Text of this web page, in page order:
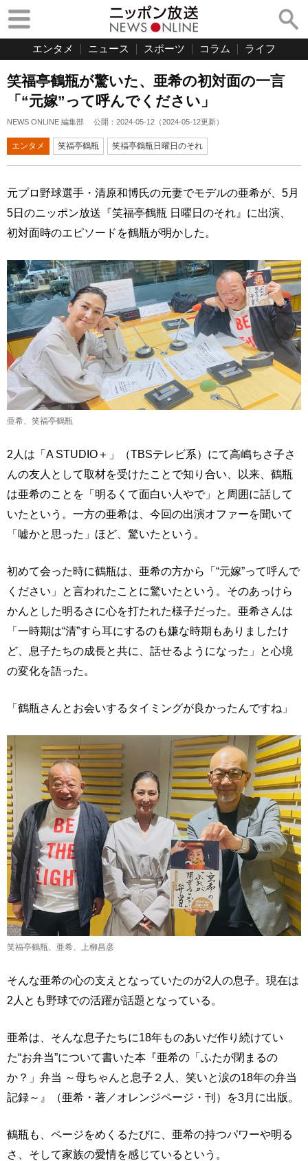
エンタメ ニュース スポーツ コラム ライフ
笑福亭鶴瓶が驚いた、亜希の初対面の一言
「“元嫁”って呼んでください」
NEWS ONLINE 編集部 公開： 2024-05-12 （2024-05-12更新）
エンタメ 笑福亭鶴瓶 笑福亭鶴瓶日曜日のそれ
元プロ野球選手・清原和博氏の元妻でモデルの亜希が、5月
5日のニッポン放送『笑福亭鶴瓶 日曜日のそれ』に出演、
初対面時のエピソードを鶴瓶が明かした。
亜希、笑福亭鶴瓶
2人は「A STUDIO＋」（TBSテレビ系）にて高嶋ちさ子さ
んの友人として取材を受けたことで知り合い、以来、鶴瓶
は亜希のことを「明るくて面白い人やで」と周囲に話して
いたという。一方の亜希は、今回の出演オファーを聞いて
「嘘かと思った」ほど、驚いたという。
初めて会った時に鶴瓶は、亜希の方から「“元嫁”って呼んで
ください」と言われたことに驚いたという。そのあっけら
かんとした明るさに心を打たれた様子だった。亜希さんは
「一時期は“清”すら耳にするのも嫌な時期もありましたけ
ど、息子たちの成長と共に、話せるようになった」と心境
の変化を語った。
「鶴瓶さんとお会いするタイミングが良かったんですね」
笑福亭鶴瓶、亜希、上柳昌彦
そんな亜希の心の支えとなっていたのが2人の息子。現在は
2人とも野球での活躍が話題となっている。
亜希は、そんな息子たちに18年ものあいだ作り続けてい
た“お弁当”について書いた本『亜希の「ふたが閉まるの
か？」弁当 ～母ちゃんと息子２人、笑いと涙の18年の弁当
記録～』（亜希・著／オレンジページ・刊）を3月に出版。
鶴瓶も、ページをめくるたびに、亜希の持つパワーや明る
さ、そして家族の愛情を感じているという。